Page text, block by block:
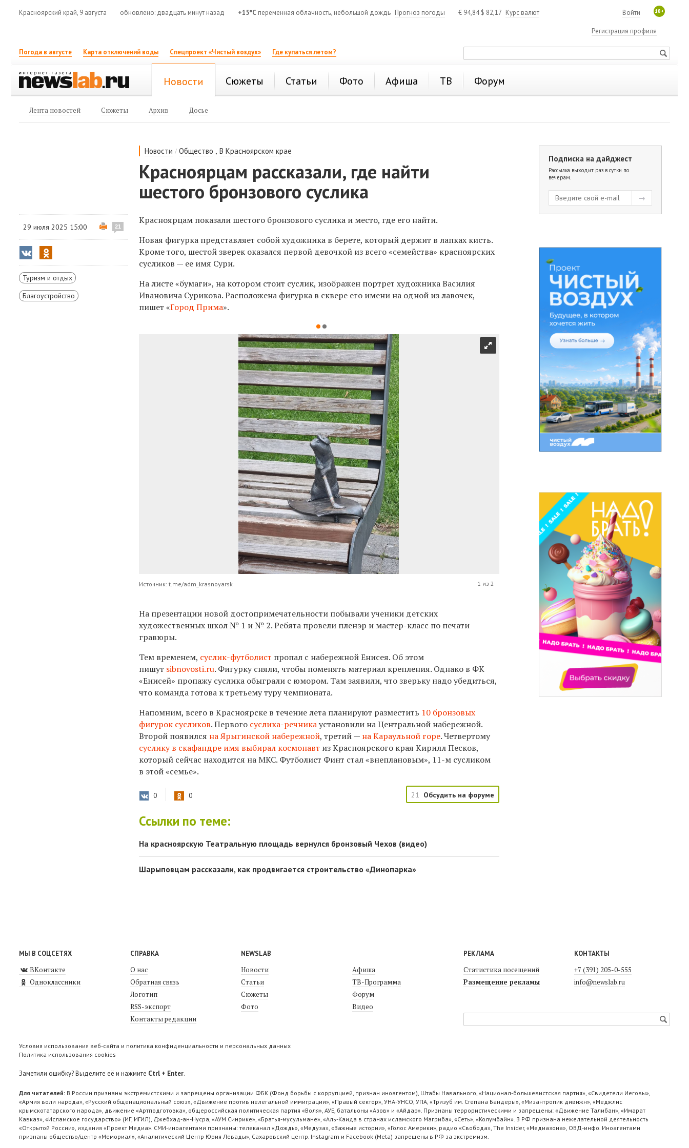
Красноярский край, 9 августа обновлено: двадцать минут назад +15°C переменная облачность, небольшой дождь Прогноз погоды € 94,84$ 82,17 Курс валют 18+
Войти
Регистрация профиля
Погода в августе Карта отключений воды Спецпроект «Чистый воздух» Где купаться летом?
Новости Сюжеты Статьи Фото Афиша ТВ Форум
Лента новостей Сюжеты Архив Досье
Новости /Общество ,В Красноярском крае
Красноярцам рассказали, где найти
шестого бронзового суслика
29 июля 2025 15:00 21
Туризм и отдых
Благоустройство
Красноярцам показали шестого бронзового суслика и место, где его найти.
Новая фигурка представляет собой художника в берете, который держит в лапках кисть.
Кроме того, шестой зверек оказался первой девочкой из всего «семейства» красноярских
сусликов — ее имя Сури.
На листе «бумаги», на котором стоит суслик, изображен портрет художникаВасилия
Ивановича Сурикова. Расположена фигурка в сквере его имени на одной из лавочек,
пишет «Город Прима».
Источник: t.me/adm_krasnoyarsk 1 из 2
На презентации новой достопримечательности побывали ученики детских
художественных школ № 1 и № 2. Ребята провели пленэр и мастер-класс по печати
гравюры.
Тем временем, суслик-футболист пропал с набережной Енисея. Об этом
пишут sibnovosti.ru. Фигурку сняли, чтобы поменять материал крепления. Однако в ФК
«Енисей» пропажу суслика обыграли с юмором. Там заявили, что зверьку надо убедиться,
что команда готова к третьему туру чемпионата.
Напомним, всего в Красноярске в течение лета планируют разместить 10 бронзовых
фигурок сусликов. Первого суслика-речникаустановили на Центральной набережной.
Второй появился на Ярыгинской набережной, третий — на Караульной горе. Четвертому
суслику в скафандре имя выбирал космонавт из Красноярского края Кирилл Песков,
который сейчас находится на МКС. Футболист Финт стал «внеплановым», 11-м сусликом
в этой «семье».
0 0 21 Обсудить на форуме
Ссылки по теме:
На красноярскую Театральную площадь вернулся бронзовый Чехов (видео)
Шарыповцам рассказали, как продвигается строительство «Динопарка»
Подписка на дайджест
Рассылка выходит раз в сутки по
вечерам.
МЫ В СОЦСЕТЯХ
ВКонтакте
Одноклассники
СПРАВКА
О нас
Обратная связь
Логотип
RSS-экспорт
Контакты редакции
NEWSLAB
Новости
Статьи
Сюжеты
Фото
Афиша
ТВ-Программа
Форум
Видео
РЕКЛАМА
Статистика посещений
Размещение рекламы
КОНТАКТЫ
+7 (391) 205-0-555
info@newslab.ru
Условия использования веб-сайта и политика конфиденциальности и персональных данных
Политика использования cookies
Заметили ошибку? Выделите её и нажмите Ctrl + Enter.
Для читателей: В России признаны экстремистскими и запрещены организации ФБК (Фонд борьбы с коррупцией, признан иноагентом), Штабы Навального, «Национал-большевистская партия», «Свидетели Иеговы»,
«Армия воли народа», «Русский общенациональный союз», «Движение против нелегальной иммиграции», «Правый сектор», УНА-УНСО, УПА, «Тризуб им. Степана Бандеры», «Мизантропик дивижн», «Меджлис
крымскотатарского народа», движение «Артподготовка», общероссийская политическая партия «Воля», АУЕ, батальоны «Азов» и «Айдар». Признаны террористическими и запрещены: «Движение Талибан», «Имарат
Кавказ», «Исламское государство» (ИГ, ИГИЛ), Джебхад-ан-Нусра, «АУМ Синрике», «Братья-мусульмане», «Аль-Каида в странах исламского Магриба», «Сеть», «Колумбайн». В РФ признана нежелательной деятельность
«Открытой России», издания «Проект Медиа». СМИ-иноагентами признаны: телеканал «Дождь», «Медуза», «Важные истории», «Голос Америки», радио «Свобода», The Insider, «Медиазона», ОВД-инфо. Иноагентами
признаны общество/центр «Мемориал», «Аналитический Центр Юрия Левады», Сахаровский центр. Instagram и Facebook (Metа) запрещены в РФ за экстремизм.